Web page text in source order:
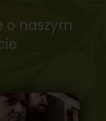
o naszym